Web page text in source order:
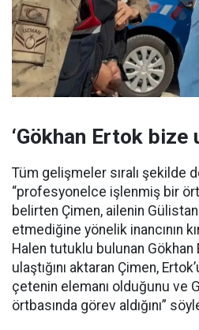
‘Gökhan Ertok bize
Tüm gelişmeler sıralı şekilde
“profesyonelce işlenmiş bir
belirten Çimen, ailenin
etmediğine yönelik inancının
Halen tutuklu bulunan Gökhan
ulaştığını aktaran Çimen,
çetenin elemanı olduğunu ve
örtbasında görev aldığını”